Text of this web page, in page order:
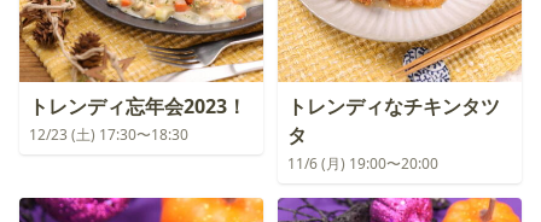
トレンディ忘年会2023！
12/23 (土) 17:30〜18:30
トレンディなチキンタツ
タ
11/6 (月) 19:00〜20:00